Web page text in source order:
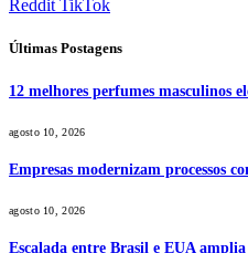
Reddit TikTok
Últimas Postagens
12 melhores perfumes masculinos
agosto 10, 2026
Empresas modernizam processos
agosto 10, 2026
Escalada entre Brasil e EUA